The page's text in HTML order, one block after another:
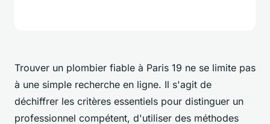
Trouver un plombier fiable à Paris 19 ne se limite pas
à une simple recherche en ligne. Il s'agit de
déchiffrer les critères essentiels pour distinguer un
professionnel compétent, d'utiliser des méthodes